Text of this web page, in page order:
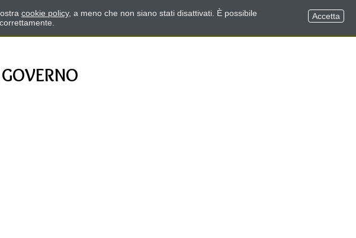
cookie policy, a meno che non siano stati disattivati. È possibile
Accetta